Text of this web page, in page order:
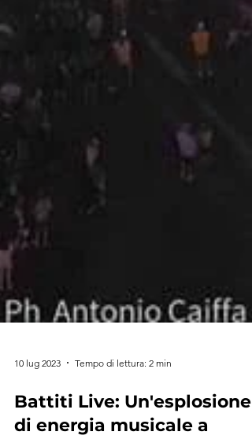
10 lug 2023 Tempo di lettura: 2 min